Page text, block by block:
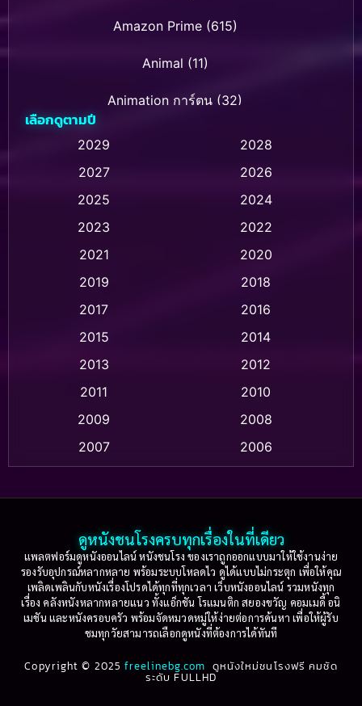
Amazon Prime(615)
Animal (11)
Animation การ์ตูน (32)
Animation การ์ตูน (28)
Animation การ์ตูน (237)
Animation แอนิเมชัน (1)
Animation แอนิเมชั่น (1)
Based on a True Story เรื่องจริง(36)
Based on Novel(16)
Betrayal(1)
Biography(3)
Biography ชีวประวัติ (61)
เลือกดูตามปี
2029
2028
2027
2026
2025
2024
2023
2022
2021
2020
2019
2018
2017
2016
2015
2014
2013
2012
2011
2010
2009
2008
2007
2006
2003
2002
2001
2000
1999
1998
1997
1996
1995
1994
1993
1992
1991
1990
ดูหนังชนโรงครบทุกเรื่องในที่เดียว
แพลตฟอร์มดูหนังออนไลน์ หนังชนโรง ของเราถูกออกแบบมาให้ใช้งานง่าย
รองรับอุปกรณ์หลากหลาย พร้อมระบบโหลดไว ดูได้แบบไม่กระตุก เพื่อให้คุณ
เพลิดเพลินกับหนังเรื่องโปรดได้ทุกที่ทุกเวลา เว็บหนังออนไลน์ รวมหนังทุก
เรื่อง คลังหนังหลากหลายแนว ทั้งแอ็กชัน โรแมนติก สยองขวัญ คอมเมดี้ อนิ
เมชัน และหนังครอบครัว พร้อมจัดหมวดหมู่ให้ง่ายต่อการค้นหา เพื่อให้ผู้รับ
ชมทุกวัยสามารถเลือกดูหนังที่ต้องการได้ทันที
Copyright © 2025freelinebg.com ดูหนังใหม่ชนโรงฟรี คมชัด
ระดับ FULLHD